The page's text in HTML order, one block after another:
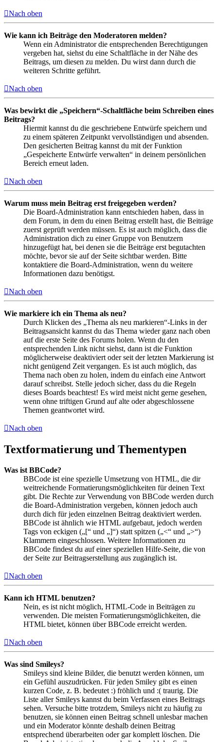
Nach oben
Wie kann ich Beiträge den Moderatoren melden?
Wenn ein Administrator die entsprechenden Berechtigungen
vergeben hat, siehst du eine Schaltfläche in der Nähe des
Beitrags, um diesen zu melden. Du wirst dann durch die
weiteren Schritte geführt.
Nach oben
Was bewirkt die „Speichern“-Schaltfläche beim Schreiben eines
Beitrags?
Hiermit kannst du die geschriebene Entwürfe speichern und
zu einem späteren Zeitpunkt vervollständigen und absenden.
Den gesicherten Beitrag kannst du mit der Funktion
„Gespeicherte Entwürfe verwalten“ in deinem persönlichen
Bereich erneut laden.
Nach oben
Warum muss mein Beitrag erst freigegeben werden?
Die Board-Administration kann entschieden haben, dass in
dem Forum, in dem du einen Beitrag erstellt hast, die Beiträge
zuerst geprüft werden müssen. Es ist auch möglich, dass die
Administration dich zu einer Gruppe von Benutzern
hinzugefügt hat, bei denen sie die Beiträge erst begutachten
möchte, bevor sie auf der Seite sichtbar werden. Bitte
kontaktiere die Board-Administration, wenn du weitere
Informationen dazu benötigst.
Nach oben
Wie markiere ich ein Thema als neu?
Durch Klicken des „Thema als neu markieren“-Links in der
Beitragsansicht kannst du das Thema wieder ganz nach oben
auf die erste Seite des Forums holen. Wenn du den
entsprechenden Link nicht siehst, dann ist die Funktion
möglicherweise deaktiviert oder seit der letzten Markierung ist
nicht genügend Zeit vergangen. Es ist auch möglich, das
Thema nach oben zu holen, indem du einfach eine Antwort
darauf schreibst. Stelle jedoch sicher, dass du die Regeln
dieses Boards beachtest! Es wird meist nicht gerne gesehen,
wenn ohne triftigen Grund auf alte oder abgeschlossene
Themen geantwortet wird.
Nach oben
Textformatierung und Thementypen
Was ist BBCode?
BBCode ist eine spezielle Umsetzung von HTML, die dir
weitreichende Formatierungsmöglichkeiten für deinen Text
gibt. Die Rechte zur Verwendung von BBCode werden durch
die Board-Administration vergeben, können jedoch auch
durch dich für jeden einzelnen Beitrag deaktiviert werden.
BBCode ist ähnlich wie HTML aufgebaut, jedoch werden
Tags von eckigen („[“ und „]“) statt spitzen („<“ und „>“)
Klammern eingeschlossen. Weitere Informationen zu
BBCode findest du auf einer speziellen Hilfe-Seite, die von
der Seite zur Beitragserstellung aus zugänglich ist.
Nach oben
Kann ich HTML benutzen?
Nein, es ist nicht möglich, HTML-Code in Beiträgen zu
verwenden. Die meisten Formatierungsmöglichkeiten, die
HTML bietet, können über BBCode erreicht werden.
Nach oben
Was sind Smileys?
Smileys sind kleine Bilder, die benutzt werden können, um
ein Gefühl auszudrücken. Für jeden Smiley gibt es einen
kurzen Code, z. B. bedeutet :) fröhlich und :( traurig. Die
Liste aller Smileys kannst du beim Verfassen eines Beitrags
sehen. Versuche bitte trotzdem, Smileys nicht zu häufig zu
benutzen, sie können einen Beitrag schnell unlesbar machen
und ein Moderator könnte deshalb deinen Beitrag
entsprechend überarbeiten oder gar komplett löschen. Die